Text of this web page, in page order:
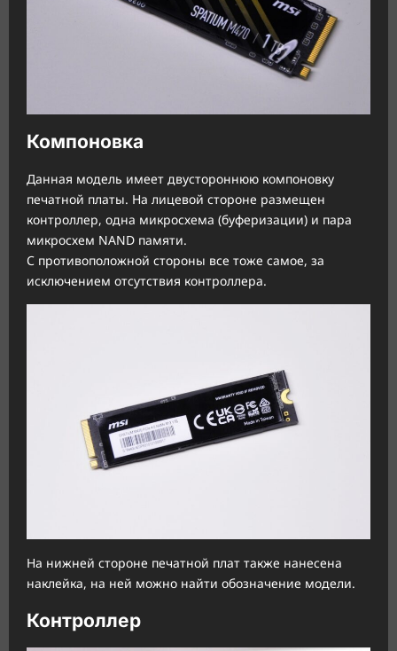
Компоновка
Данная модель имеет двустороннюю компоновку
печатной платы. На лицевой стороне размещен
контроллер, одна микросхема (буферизации) и пара
микросхем NAND памяти.
С противоположной стороны все тоже самое, за
исключением отсутствия контроллера.
На нижней стороне печатной плат также нанесена
наклейка, на ней можно найти обозначение модели.
Контроллер